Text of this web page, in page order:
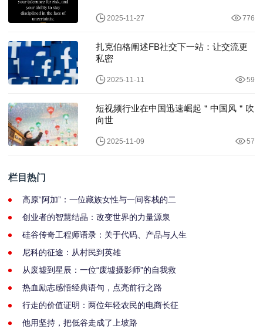
2025-11-27 776
扎克伯格阐述FB社交下一站：让交流更
私密
2025-11-11 59
短视频行业在中国迅速崛起＂中国风＂吹
向世
2025-11-09 57
栏目热门
高原“阿加”：一位藏族女性与一间客栈的二
创业者的智慧结晶：改变世界的力量源泉
硅谷传奇工程师语录：关于代码、产品与人生
尼科的征途：从村民到英雄
从废墟到星辰：一位“废墟摄影师”的自我救
热血励志感悟经典语句，点亮前行之路
行走的价值证明：两位年轻农民的电商长征
他用坚持，把低谷走成了上坡路